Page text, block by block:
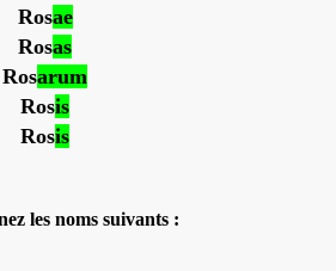
Rosae
Rosas
Rosarum
Rosis
Rosis
les noms suivants :